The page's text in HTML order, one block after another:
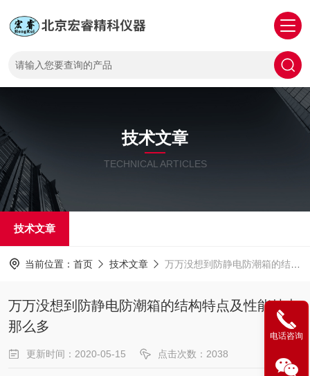
技术文章
TECHNICAL ARTICLES
技术文章
当前位置： 首页 技术文章 万万没想到防静电防潮箱的结构特点及性能特点那么多
万万没想到防静电防潮箱的结构特点及性能特点
那么多
更新时间：2020-05-15 点击次数：2038
电话咨询